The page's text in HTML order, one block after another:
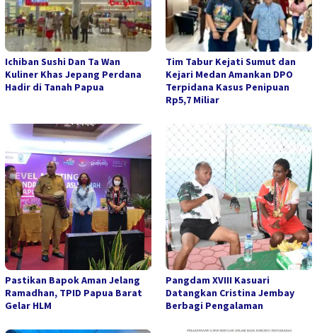
Ichiban Sushi Dan Ta Wan
Kuliner Khas Jepang Perdana
Hadir di Tanah Papua
Tim Tabur Kejati Sumut dan
Kejari Medan Amankan DPO
Terpidana Kasus Penipuan
Rp5,7 Miliar
Pastikan Bapok Aman Jelang
Ramadhan, TPID Papua Barat
Gelar HLM
Pangdam XVIII Kasuari
Datangkan Cristina Jembay
Berbagi Pengalaman